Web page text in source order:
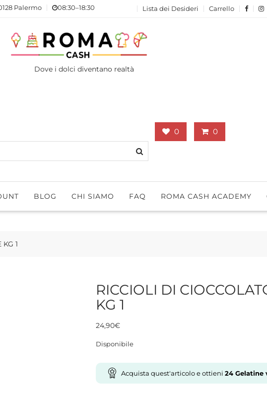
Palermo 08:30–18:30 Lista dei Desideri Carrello
Dove i dolci diventano realtà
0 0
BLOG CHI SIAMO FAQ ROMA CASH ACADEMY
1
RICCIOLI DI
KG 1
24,90€
Disponibile
Acquista quest'articolo e ottieni 24 Gelatine